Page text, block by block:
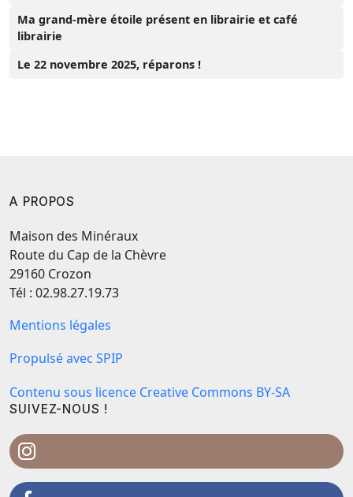
Ma grand-mère étoile présent en librairie et café
librairie
Le 22 novembre 2025, réparons !
A PROPOS
Maison des Minéraux
Route du Cap de la Chèvre
29160 Crozon
Tél : 02.98.27.19.73
Mentions légales
Propulsé avec SPIP
Contenu sous licence Creative Commons BY-SA
SUIVEZ-NOUS !